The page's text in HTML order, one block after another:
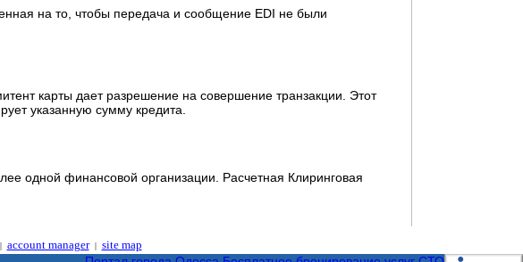
на то, чтобы передача и сообщение EDI не были
карты дает разрешение на совершение транзакции. Этот
указанную сумму кредита.
одной финансовой организации. Расчетная Клиринговая
account manager| site map